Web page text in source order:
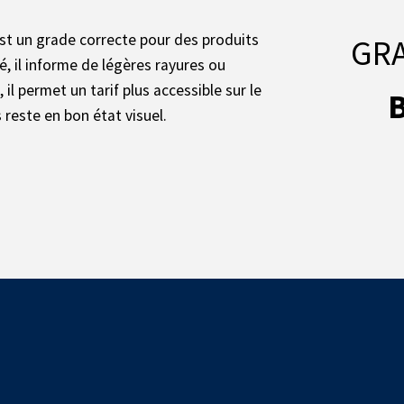
un grade correcte pour des produits
il informe de légères rayures ou
il permet un tarif plus accessible sur le
en bon état visuel.